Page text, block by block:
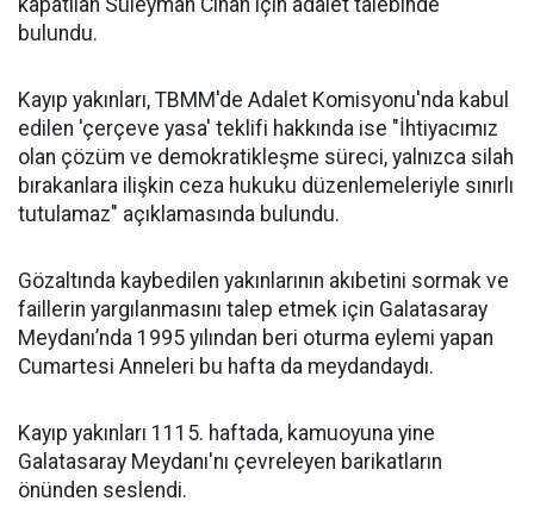
kapatılan Süleyman Cihan için adalet talebinde
bulundu.
Kayıp yakınları, TBMM'de Adalet Komisyonu'nda kabul
edilen 'çerçeve yasa' teklifi hakkında ise "İhtiyacımız
olan çözüm ve demokratikleşme süreci, yalnızca silah
bırakanlara ilişkin ceza hukuku düzenlemeleriyle sınırlı
tutulamaz" açıklamasında bulundu.
Gözaltında kaybedilen yakınlarının akıbetini sormak ve
faillerin yargılanmasını talep etmek için Galatasaray
Meydanı’nda 1995 yılından beri oturma eylemi yapan
Cumartesi Anneleri bu hafta da meydandaydı.
Kayıp yakınları 1115. haftada, kamuoyuna yine
Galatasaray Meydanı'nı çevreleyen barikatların
önünden seslendi.